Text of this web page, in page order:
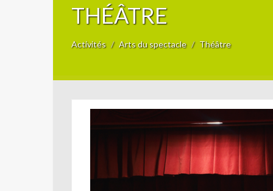
THÉÂTRE
Activités Arts du spectacle Théâtre